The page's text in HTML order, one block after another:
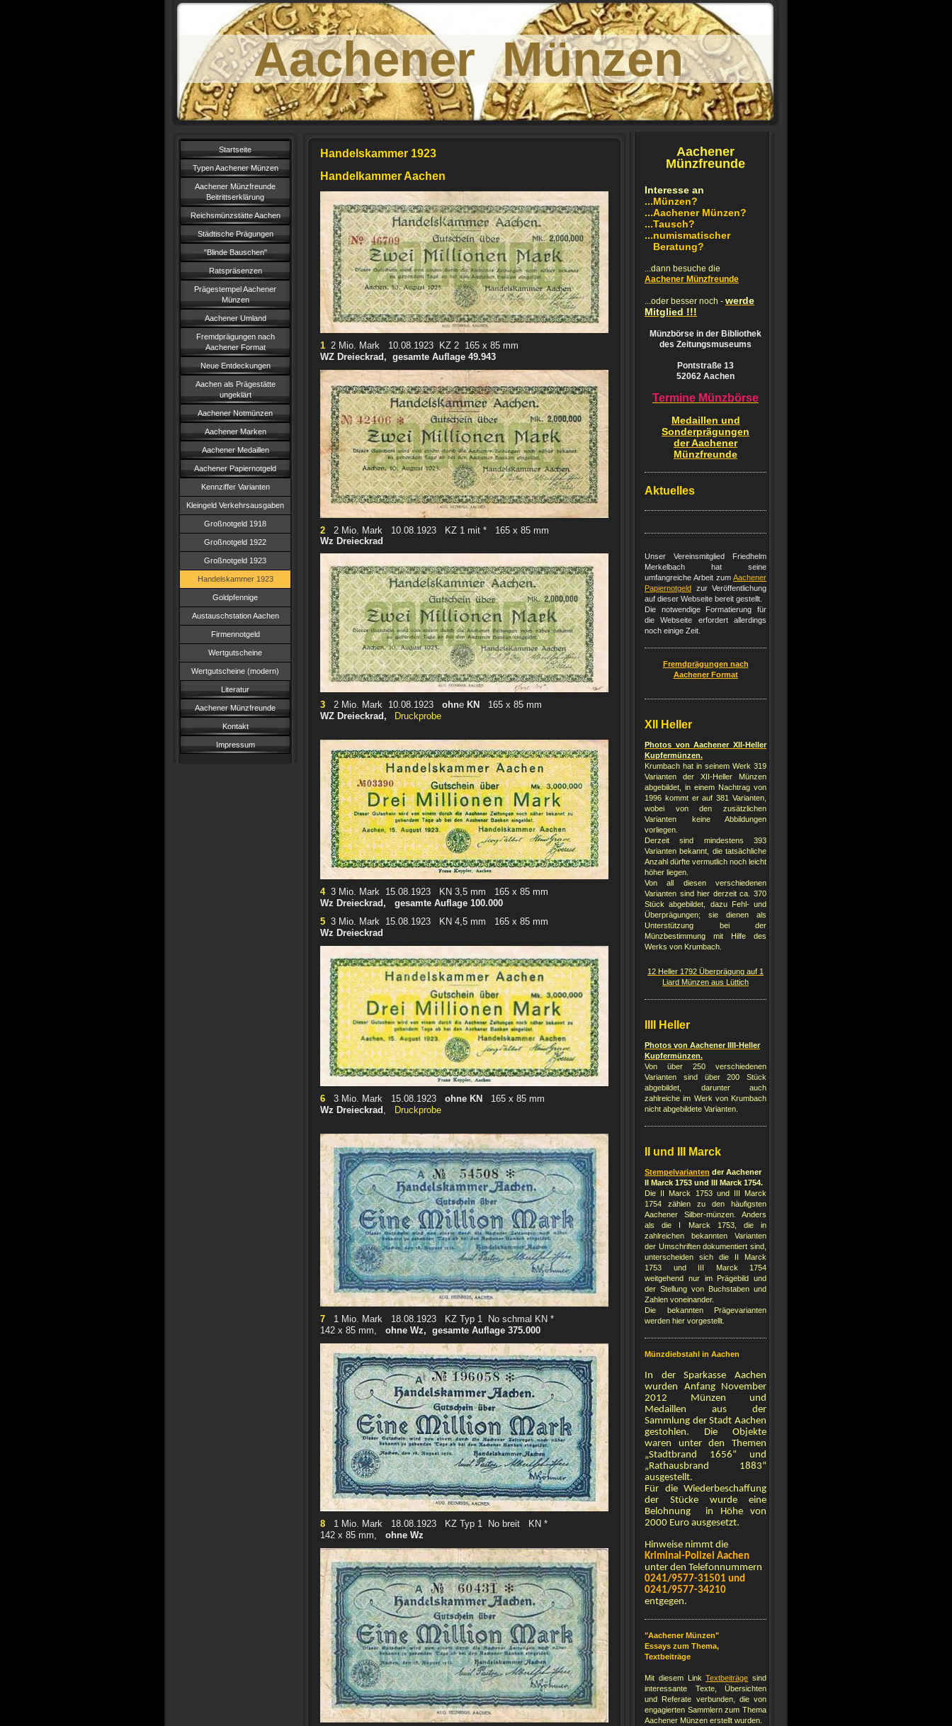
Aachener Münzen
Startseite
Typen Aachener Münzen
Aachener Münzfreunde
Beitrittserklärung
Reichsmünzstätte Aachen
Städtische Prägungen
"Blinde Bauschen"
Ratspräsenzen
Prägestempel Aachener
Münzen
Aachener Umland
Fremdprägungen nach
Aachener Format
Neue Entdeckungen
Aachen als Prägestätte
ungeklärt
Aachener Notmünzen
Aachener Marken
Aachener Medaillen
Aachener Papiernotgeld
Kennziffer Varianten
Kleingeld Verkehrsausgaben
Großnotgeld 1918
Großnotgeld 1922
Großnotgeld 1923
Handelskammer 1923
Goldpfennige
Austauschstation Aachen
Firmennotgeld
Wertgutscheine
Wertgutscheine (modern)
Literatur
Aachener Münzfreunde
Kontakt
Impressum
Handelskammer 1923
Handelkammer Aachen
1 2 Mio. Mark 10.08.1923 KZ 2 165 x 85 mm
WZ Dreieckrad, gesamte Auflage 49.943
2
2 Mio. Mark 10.08.1923 KZ 1 mit * 165 x 85 mm
Wz Dreieckrad
3 2 Mio. Mark 10.08.1923 ohne KN
165 x 85 mm
WZ Dreieckrad,
Druckprobe
4 3 Mio. Mark 15.08.1923 KN 3,5 mm 165 x 85 mm
Wz Dreieckrad, gesamte Auflage 100.000
5 3 Mio. Mark 15.08.1923 KN 4,5 mm 165 x 85 mm
Wz Dreieckrad
6 3 Mio. Mark 15.08.1923 ohne KN
165 x 85 mm
Wz Dreieckrad
Druckprobe
7
1 Mio. Mark 18.08.1923 KZ Typ 1 No schmal KN *
142 x 85 mm, ohne Wz, gesamte Auflage 375.000
8
1 Mio. Mark 18.08.1923 KZ Typ 1 No breit KN *
142 x 85 mm, ohne Wz
Aachener
Münzfreunde
Interesse an
...Münzen?
...Aachener Münzen?
...Tausch?
...numismatischer
Beratung?
...dann besuche die
Aachener Münzfreunde
...oder besser noch - werde
Mitglied !!!
Münzbörse in der Bibliothek
des Zeitungsmuseums
Pontstraße 13
52062 Aachen
Termine Münzbörse
Medaillen und
Sonderprägungen
der Aachener
Münzfreunde
Aktuelles
Unser Vereinsmitglied Friedhelm
Merkelbach hat seine
umfangreiche Arbeit zum Aachener
Papiernotgeld zur Veröffentlichung
auf dieser Webseite bereit gestellt.
Die notwendige Formatierung für
die Webseite erfordert allerdings
noch einige Zeit.
Fremdprägungen nach
Aachener Format
XII Heller
Photos von Aachener XII-Heller
Kupfermünzen.
Krumbach hat in seinem Werk 319
Varianten der XII-Heller Münzen
abgebildet, in einem Nachtrag von
1996 kommt er auf 381 Varianten,
wobei von den zusätzlichen
Varianten keine Abbildungen
vorliegen.
Derzeit sind mindestens 393
Varianten bekannt, die tatsächliche
Anzahl dürfte vermutlich noch leicht
höher liegen.
Von all diesen verschiedenen
Varianten sind hier derzeit ca. 370
Stück abgebildet, dazu Fehl- und
Überprägungen; sie dienen als
Unterstützung bei der
Münzbestimmung mit Hilfe des
Werks von Krumbach.
12 Heller 1792 Überprägung auf 1
Liard Münzen aus Lüttich
IIII Heller
Photos von Aachener IIII-Heller
Kupfermünzen.
Von über 250 verschiedenen
Varianten sind über 200 Stück
abgebildet, darunter auch
zahlreiche im Werk von Krumbach
nicht abgebildete Varianten.
II und III Marck
Stempelvarianten der Aachener
II Marck 1753 und III Marck 1754.
Die II Marck 1753 und III Marck
1754 zählen zu den häufigsten
Aachener Silber-münzen. Anders
als die I Marck 1753, die in
zahlreichen bekannten Varianten
der Umschriften dokumentiert sind,
unterscheiden sich die II Marck
1753 und III Marck 1754
weitgehend nur im Prägebild und
der Stellung von Buchstaben und
Zahlen voneinander.
Die bekannten Prägevarianten
werden hier vorgestellt.
Münzdiebstahl in Aachen
In der Sparkasse Aachen
wurden Anfang November
2012 Münzen und
Medaillen aus der
Sammlung der Stadt Aachen
gestohlen. Die Objekte
waren unter den Themen
„Stadtbrand 1656“ und
„Rathausbrand 1883“
ausgestellt.
Für die Wiederbeschaffung
der Stücke wurde eine
Belohnung in Höhe von
2000 Euro ausgesetzt.
Hinweise nimmt die
Kriminal-Polizei Aachen
unter den Telefonnummern
0241/9577-31501 und
0241/9577-34210
entgegen.
"Aachener Münzen"
Essays zum Thema,
Textbeiträge
Mit diesem LinkTextbeiträge sind
interessante Texte, Übersichten
und Referate verbunden, die von
engagierten Sammlern zum Thema
Aachener Münzen erstellt wurden.